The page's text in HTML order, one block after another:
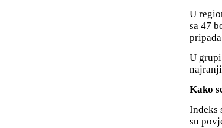
U
sa 47
U
Kako
Indeks
su